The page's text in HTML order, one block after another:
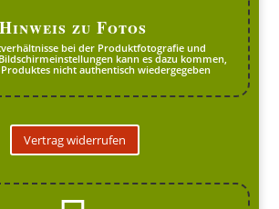
Hinweis zu Fotos
bei der Produktfotografie und
kann es dazu kommen,
Produktes nicht authentisch wiedergegeben
Vertrag widerrufen